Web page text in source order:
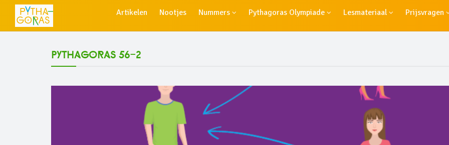
Artikelen Nootjes Nummers Pythagoras Olympiade Lesmateriaal Prijsvragen
Pythagoras 56-2